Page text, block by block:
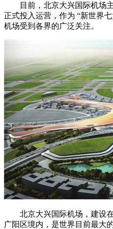
目前，北京大兴国际机场主
正式投入运营，作为 “新世界
机场受到各界的广泛关注。
北京大兴国际机场，建设在
广阳区境内，是世界目前最大